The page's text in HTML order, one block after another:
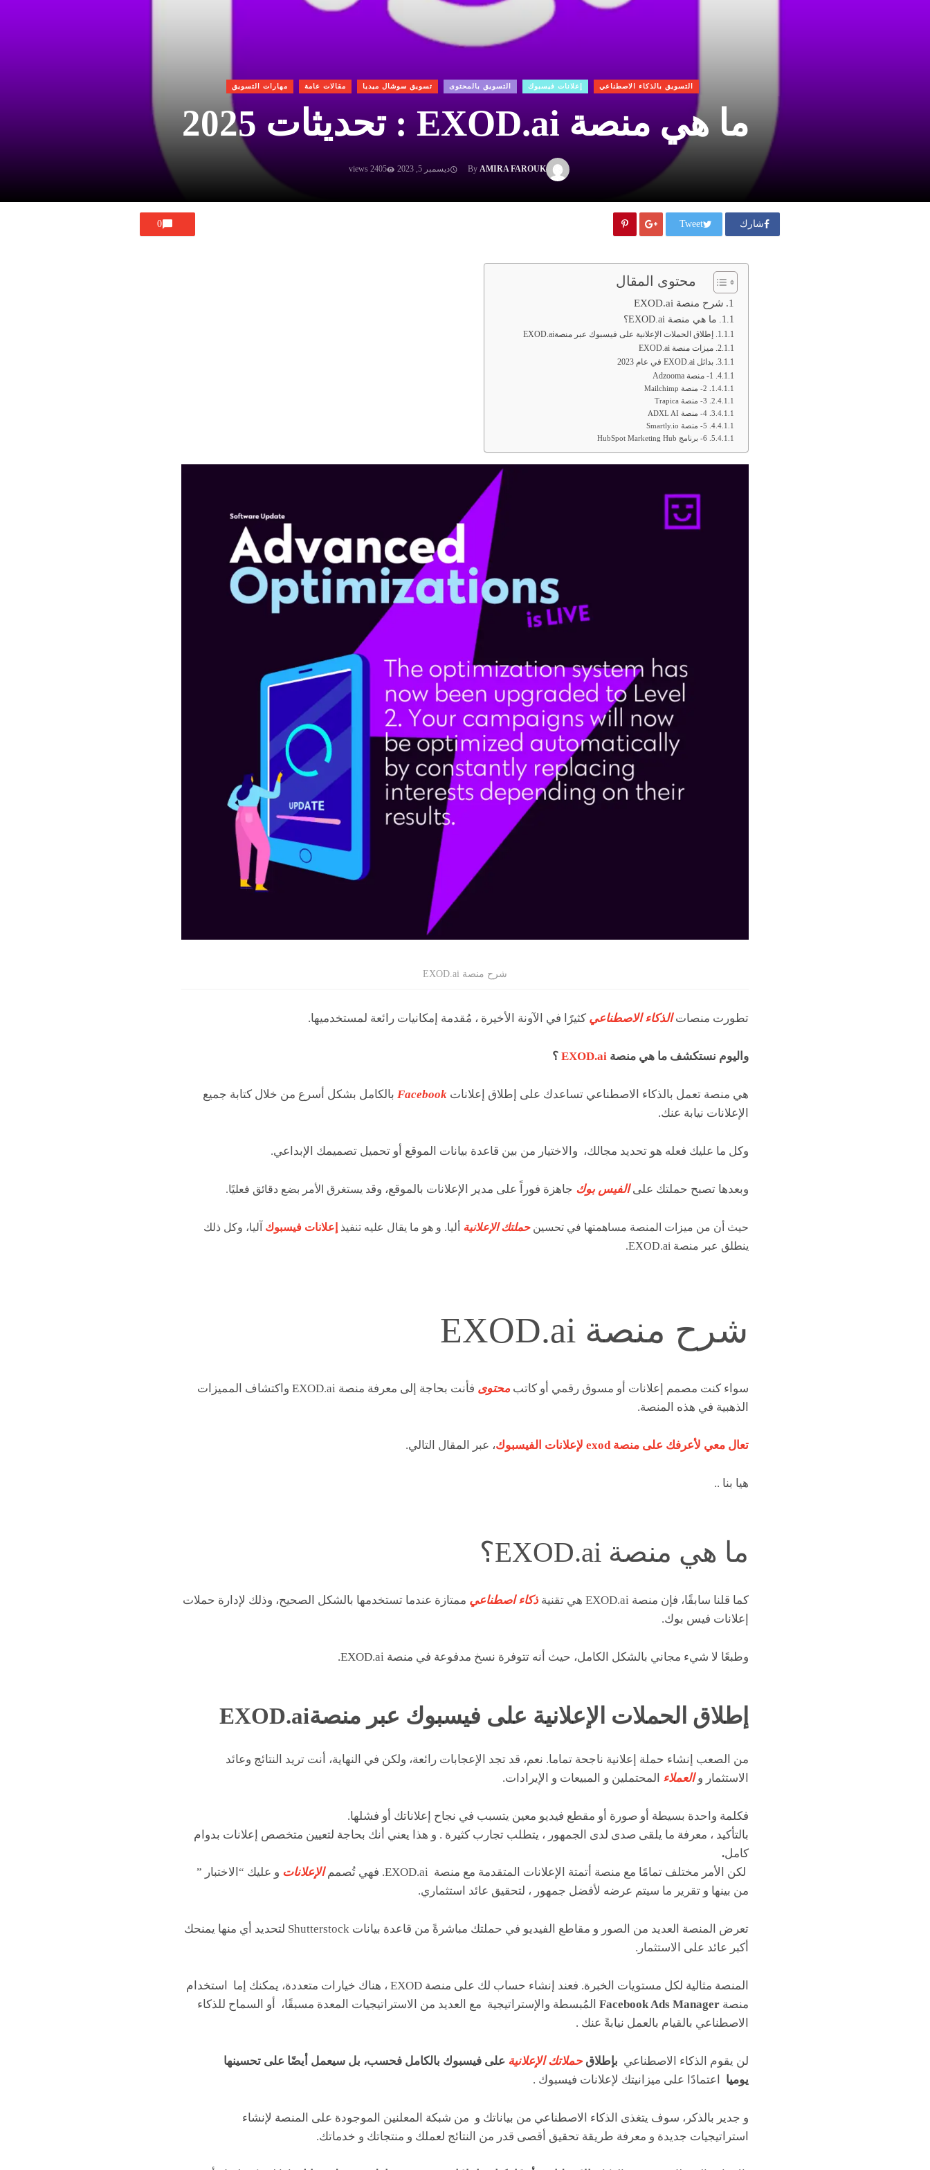
التسويق بالذكاء الاصطناعي إعلانات فيسبوك التسويق بالمحتوى تسويق سوشال ميديا مقالات عامة مهارات التسويق
ما هي منصة EXOD.ai : تحديثات 2025
By AMIRA FAROUK ديسمبر 5, 2023 2405 views
شارك Tweet
0
محتوى المقال
شرح منصة EXOD.ai
ما هي منصة EXOD.ai؟
إطلاق الحملات الإعلانية على فيسبوك عبر منصةEXOD.ai
ميزات منصة EXOD.ai
بدائل EXOD.ai في عام 2023
1- منصة Adzooma
2- منصة Mailchimp
3- منصة Trapica
4- منصة ADXL AI
5- منصة Smartly.io
6- برنامج HubSpot Marketing Hub
شرح منصة EXOD.ai
تطورت منصاتالذكاء الاصطناعي كثيرًا في الآونة الأخيرة ، مُقدمة إمكانيات رائعة لمستخدميها.
واليوم نستكشف ما هي منصة EXOD.ai ؟
هي منصة تعمل بالذكاء الاصطناعي تساعدك على إطلاق إعلانات Facebook بالكامل بشكل أسرع من خلال كتابة جميع
الإعلانات نيابة عنك.
وكل ما عليك فعله هو تحديد مجالك، والاختيار من بين قاعدة بيانات الموقع أو تحميل تصميمك الإبداعي.
وبعدها تصبح حملتك علىالفيس بوك جاهزة فوراً على مدير الإعلانات بالموقع، وقد يستغرق الأمر بضع دقائق فعليًا.
حيث أن من ميزات المنصة مساهمتها في تحسينحملتك الإعلانية أليا. و هو ما يقال عليه تنفيذ إعلانات فيسبوك آليا، وكل ذلك
ينطلق عبر منصة EXOD.ai.
شرح منصة EXOD.ai
سواء كنت مصمم إعلانات أو مسوق رقمي أو كاتب محتوى
فأنت بحاجة إلى معرفة منصة EXOD.ai واكتشاف المميزات
الذهبية في هذه المنصة.
تعال معي لأعرفك على منصة exod لإعلانات الفيسبوك ، عبر المقال التالي.
هيا بنا ..
ما هي منصة EXOD.ai؟
كما قلنا سابقًا، فإن منصة EXOD.ai هي تقنية ذكاء اصطناعي ممتازة عندما تستخدمها بالشكل الصحيح، وذلك لإدارة حملات
إعلانات فيس بوك.
وطبعًا لا شيء مجاني بالشكل الكامل، حيث أنه تتوفرة نسخ مدفوعة في منصة EXOD.ai.
إطلاق الحملات الإعلانية على فيسبوك عبر منصةEXOD.ai
من الصعب إنشاء حملة إعلانية ناجحة تماما. نعم، قد تجد الإعجابات رائعة، ولكن في النهاية، أنت تريد النتائج وعائد
الاستثمار والعملاء المحتملين و المبيعات و الإيرادات.
فكلمة واحدة بسيطة أو صورة أو مقطع فيديو معين يتسبب في نجاح إعلاناتك أو فشلها.
بالتأكيد ، معرفة ما يلقى صدى لدى الجمهور ، يتطلب تجارب كثيرة . و هذا يعني أنك بحاجة لتعيين متخصص إعلانات بدوام
كامل.
لكن الأمر مختلف تمامًا مع منصة أتمتة الإعلانات المتقدمة مع منصة EXOD.ai. فهي تُصمم
الإعلانات و عليك “الاختبار ”
من بينها و تقرير ما سيتم عرضه لأفضل جمهور ، لتحقيق عائد استثماري.
تعرض المنصة العديد من الصور و مقاطع الفيديو في حملتك مباشرةً من قاعدة بيانات Shutterstock لتحديد أي منها يمنحك
أكبر عائد على الاستثمار.
المنصة مثالية لكل مستويات الخبرة. فعند إنشاء حساب لك على منصة EXOD ، هناك خيارات متعددة، يمكنك إما استخدام
منصة Facebook Ads Manager المُبسطة والإستراتيجية مع العديد من الاستراتيجيات المعدة مسبقًا، أو السماح للذكاء
الاصطناعي بالقيام بالعمل نيابةً عنك .
لن يقوم الذكاء الاصطناعي بإطلاقحملاتك الإعلانية على فيسبوك بالكامل فحسب، بل سيعمل أيضًا على تحسينها
يوميا اعتمادًا على ميزانيتك لإعلانات فيسبوك .
و جدير بالذكر، سوف يتغذى الذكاء الاصطناعي من بياناتك و من شبكة المعلنين الموجودة على المنصة لإنشاء
استراتيجيات جديدة و معرفة طريقة تحقيق أقصى قدر من النتائج لعملك و منتجاتك و خدماتك.